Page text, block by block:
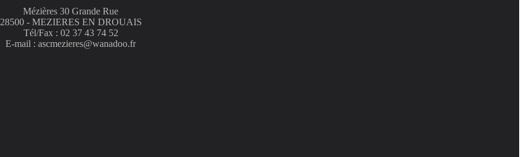
Mézières 30 Grande Rue
28500 - MEZIERES EN DROUAIS
Tél/Fax : 02 37 43 74 52
E-mail : ascmezieres@wanadoo.fr